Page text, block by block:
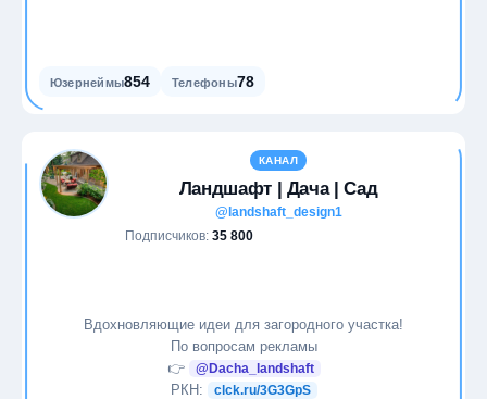
Юзернеймы854 Телефоны78
КАНАЛ
Ландшафт | Дача | Сад
@landshaft_design1
Подписчиков: 35 800
Вдохновляющие идеи для загородного участка!
По вопросам рекламы
👉
@Dacha_landshaft
РКН: clck.ru/3G3GpS